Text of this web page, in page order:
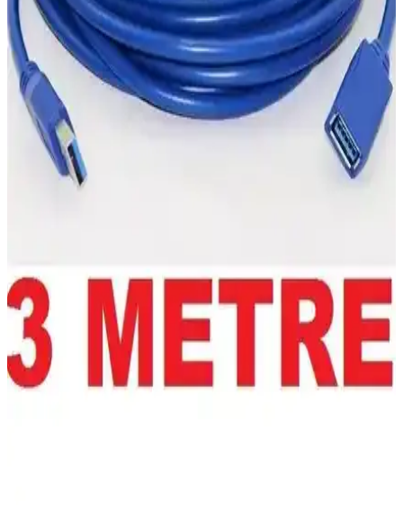
10TB harici hard diskler, büyük veri depolama, yedekleme ve
güvenlik için ideal seçenekler sunar. Bağlantı seçenekleri ve
kullanım alanlarıyla çeşitli ihtiyaçlara uygun çözümler sağlar.
Toshiba Canvio Basic 2TB Harici Disk İncelemesi ve
Özellikleri
Toshiba Canvio Basic 2TB, USB 3.2 ile yüksek hızda veri aktarımı
sağlayan taşınabilir harici disk, dayanıklı ve kompakt tasarımıyla
büyük depolama alanı sunar.
günlük kullanım ve veri yedekleme için uygun bir seçenektir.
UGREEN 4 Port USB 3.0 Hub (Model 50985) - 5
Gbps Teorik Hız, Micro USB Güç Girişi, Gri
UGREEN 4 Port USB 3.0 Hub (50985) gri renkli; 4 USB 3.0 portu
ve Micro USB güç girişi ile güç gerektiren aygıtları destekler. Teorik